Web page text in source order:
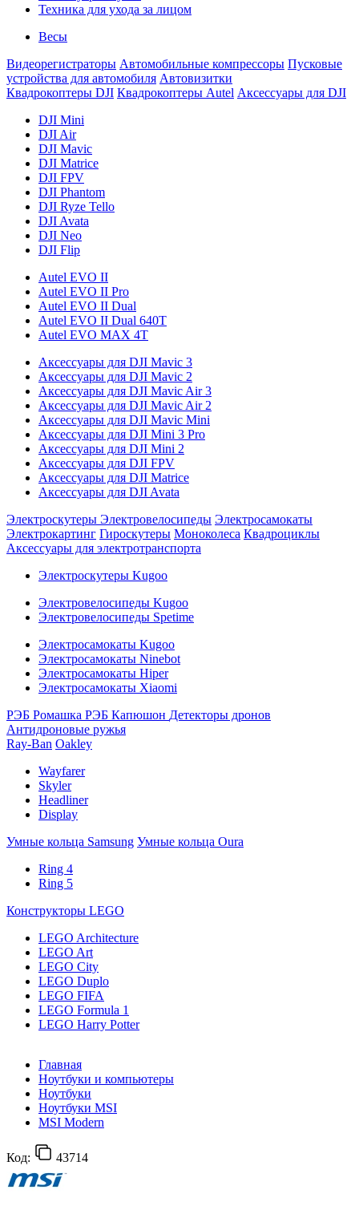
Техника для ухода за лицом
Весы
Видеорегистраторы Автомобильные компрессоры Пусковые
устройства для автомобиля Автовизитки
Квадрокоптеры DJI Квадрокоптеры Autel Аксессуары для DJI
DJI Mini
DJI Air
DJI Mavic
DJI Matrice
DJI FPV
DJI Phantom
DJI Ryze Tello
DJI Avata
DJI Neo
DJI Flip
Autel EVO II
Autel EVO II Pro
Autel EVO II Dual
Autel EVO II Dual 640T
Autel EVO MAX 4T
Аксессуары для DJI Mavic 3
Аксессуары для DJI Mavic 2
Аксессуары для DJI Mavic Air 3
Аксессуары для DJI Mavic Air 2
Аксессуары для DJI Mavic Mini
Аксессуары для DJI Mini 3 Pro
Аксессуары для DJI Mini 2
Аксессуары для DJI FPV
Аксессуары для DJI Matrice
Аксессуары для DJI Avata
Электроскутеры Электровелосипеды Электросамокаты
Электрокартинг Гироскутеры Моноколеса Квадроциклы
Аксессуары для электротранспорта
Электроскутеры Kugoo
Электровелосипеды Kugoo
Электровелосипеды Spetime
Электросамокаты Kugoo
Электросамокаты Ninebot
Электросамокаты Hiper
Электросамокаты Xiaomi
РЭБ Ромашка РЭБ Капюшон Детекторы дронов
Антидроновые ружья
Ray-Ban Oakley
Wayfarer
Skyler
Headliner
Display
Умные кольца Samsung Умные кольца Oura
Ring 4
Ring 5
Конструкторы LEGO
LEGO Architecture
LEGO Art
LEGO City
LEGO Duplo
LEGO FIFA
LEGO Formula 1
LEGO Harry Potter
Главная
Ноутбуки и компьютеры
Ноутбуки
Ноутбуки MSI
MSI Modern
Код: 43714